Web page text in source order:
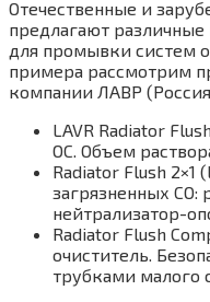
Отечественные и
предлагают
для промывки систем
примера рассмотрим
компании ЛАВР
LAVR Radiator
ОС. Объем
Radiator Flush 2×1
загрязненных СО:
нейтрализатор-
Radiator Flush
очиститель.
трубками малого